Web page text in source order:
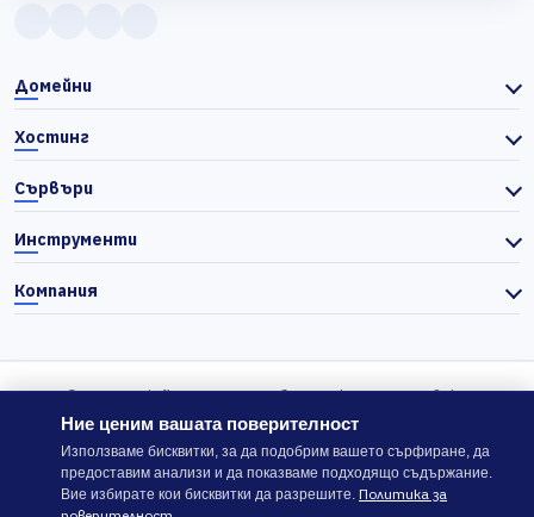
Домейни
Хостинг
Сървъри
Инструменти
Компания
© 2026 Actiefhost. Съгласно българското търговско
законодателство цените в сайта се показват без ДДС, а ДДС се
изчислява отделно при завършване на поръчката, когато е
приложимо.
Ние ценим вашата поверителност
Използваме бисквитки, за да подобрим вашето сърфиране, да
предоставим анализи и да показваме подходящо съдържание.
Вие избирате кои бисквитки да разрешите. Политика за